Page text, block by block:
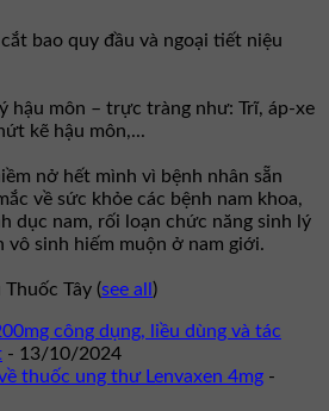
bao quy đầu và ngoại tiết niệu
hậu môn – trực tràng như: Trĩ, áp-xe
kẽ hậu môn,...
nở hết mình vì bệnh nhân sẵn
về sức khỏe các bệnh nam khoa,
dục nam, rối loạn chức năng sinh lý
vô sinh hiếm muộn ở nam giới.
Thuốc Tây (see all )
công dụng, liều dùng và tác
- 13/10/2024
thuốc ung thư Lenvaxen 4mg -